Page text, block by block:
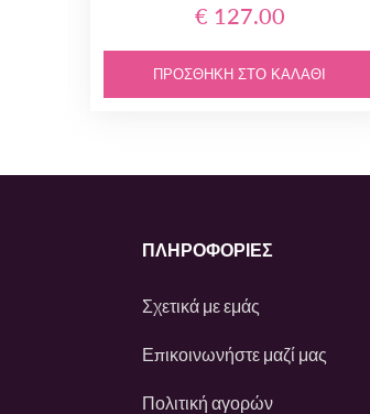
€ 127.00
ΠΡΟΣΘΉΚΗ ΣΤΟ ΚΑΛΆΘΙ
ΠΛΗΡΟΦΟΡΙΕΣ
Σχετικά με εμάς
Επικοινωνήστε μαζί μας
Πολιτική αγορών